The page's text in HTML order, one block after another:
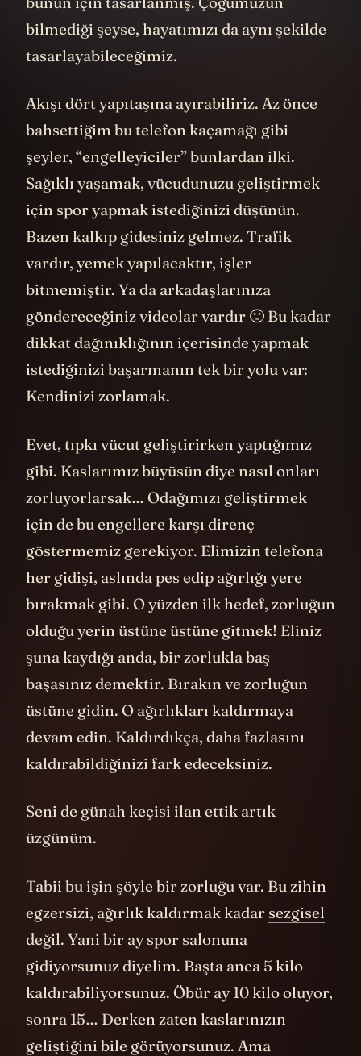
bilmediği şeyse, hayatımızı da aynı şekilde
tasarlayabileceğimiz.
Akışı dört yapıtaşına ayırabiliriz. Az önce
bahsettiğim bu telefon kaçamağı gibi
şeyler, “engelleyiciler” bunlardan ilki.
Sağıklı yaşamak, vücudunuzu geliştirmek
için spor yapmak istediğinizi düşünün.
Bazen kalkıp gidesiniz gelmez. Trafik
vardır, yemek yapılacaktır, işler
bitmemiştir. Ya da arkadaşlarınıza
göndereceğiniz videolar vardır 🙂 Bu kadar
dikkat dağınıklığının içerisinde yapmak
istediğinizi başarmanın tek bir yolu var:
Kendinizi zorlamak.
Evet, tıpkı vücut geliştirirken yaptığımız
gibi. Kaslarımız büyüsün diye nasıl onları
zorluyorlarsak… Odağımızı geliştirmek
için de bu engellere karşı direnç
göstermemiz gerekiyor. Elimizin telefona
her gidişi, aslında pes edip ağırlığı yere
bırakmak gibi. O yüzden ilk hedef, zorluğun
olduğu yerin üstüne üstüne gitmek! Eliniz
şuna kaydığı anda, bir zorlukla baş
başasınız demektir. Bırakın ve zorluğun
üstüne gidin. O ağırlıkları kaldırmaya
devam edin. Kaldırdıkça, daha fazlasını
kaldırabildiğinizi fark edeceksiniz.
Seni de günah keçisi ilan ettik artık
üzgünüm.
Tabii bu işin şöyle bir zorluğu var. Bu zihin
egzersizi, ağırlık kaldırmak kadar sezgisel
değil. Yani bir ay spor salonuna
gidiyorsunuz diyelim. Başta anca 5 kilo
kaldırabiliyorsunuz. Öbür ay 10 kilo oluyor,
sonra 15… Derken zaten kaslarınızın
geliştiğini bile görüyorsunuz. Ama